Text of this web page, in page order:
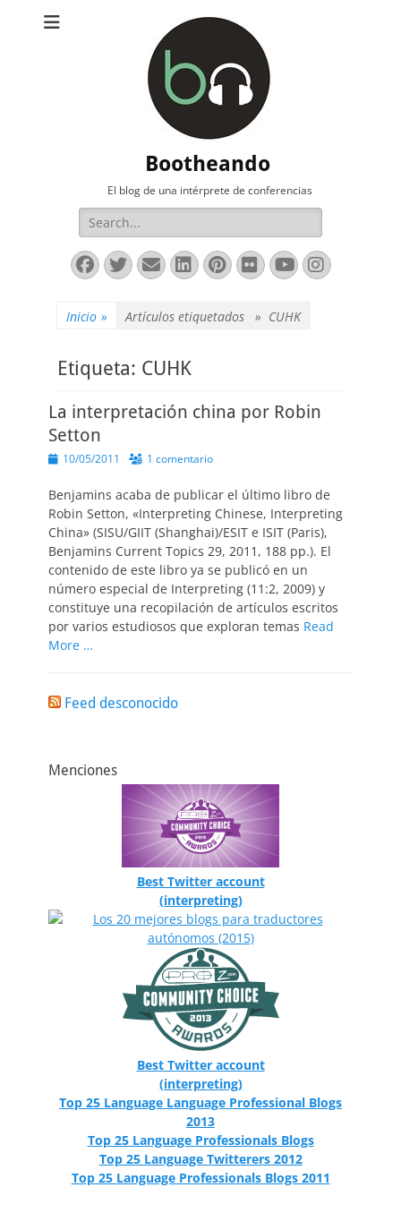
Bootheando
El blog de una intérprete de conferencias
Buscar:
Facebook
Twitter
Correo
electrónico
LinkedIn
Pinterest
FlickrYouTube
Inicio » Artículos etiquetados » CUHK
Etiqueta: CUHK
La interpretación china por Robin
Setton
Publicado
10/05/2011 1 comentario
Benjamins acaba de publicar el último libro de
Robin Setton, «Interpreting Chinese, Interpreting
China» (SISU/GIIT (Shanghai)/ESIT e ISIT (Paris),
Benjamins Current Topics 29, 2011, 188 pp.). El
contenido de este libro ya se publicó en un
número especial de Interpreting (11:2, 2009) y
constituye una recopilación de artículos escritos
por varios estudiosos que exploran temas Read
More …
Feed desconocido
Menciones
Best Twitter account
(interpreting)
Best Twitter account
(interpreting)
Top 25 Language Language Professional Blogs
2013
Top 25 Language Professionals Blogs
Top 25 Language Twitterers 2012
Top 25 Language Professionals Blogs 2011